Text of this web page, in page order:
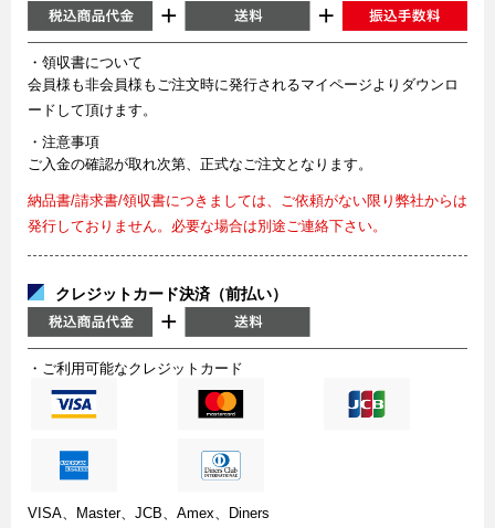
・領収書について
会員様も非会員様もご注文時に発行されるマイページよりダウンロ
ードして頂けます。
・注意事項
ご入金の確認が取れ次第、正式なご注文となります。
納品書/請求書/領収書につきましては、ご依頼がない限り弊社からは
発行しておりません。必要な場合は別途ご連絡下さい。
クレジットカード決済（前払い）
・ご利用可能なクレジットカード
VISA、Master、JCB、Amex、Diners